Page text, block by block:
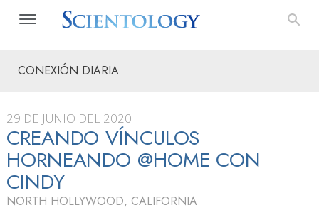
CONEXIÓN DIARIA
29 DE JUNIO DEL 2020
CREANDO VÍNCULOS
HORNEANDO @HOME CON
CINDY
NORTH HOLLYWOOD, CALIFORNIA